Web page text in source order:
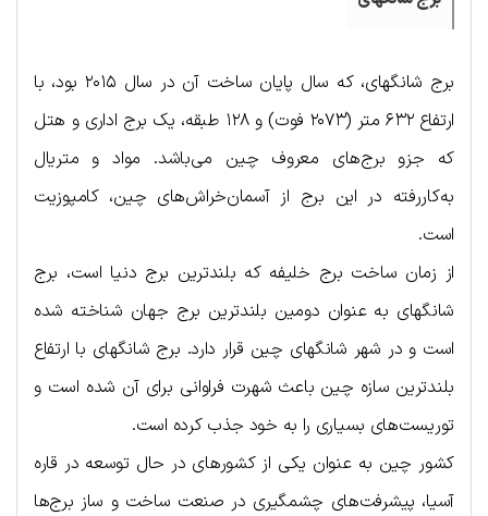
برج شانگهای، که سال پایان ساخت آن در سال ۲۰۱۵ بود، با
ارتفاع ۶۳۲ متر (۲۰۷۳ فوت) و ۱۲۸ طبقه، یک برج اداری و هتل
که جزو برج‌های معروف چین می‌باشد. مواد و متریال
به‌کار‌رفته در این برج از آسمان‌خراش‌های چین، کامپوزیت
است.
از زمان ساخت برج خلیفه که بلندترین برج دنیا است، برج
شانگهای به عنوان دومین بلندترین برج جهان شناخته شده
است و در شهر شانگهای چین قرار دارد. برج شانگهای با ارتفاع
بلندترین سازه چین باعث شهرت فراوانی برای آن شده است و
توریست‌های بسیاری را به خود جذب کرده است.
کشور چین به عنوان یکی از کشورهای در حال توسعه در قاره
آسیا، پیشرفت‌های چشمگیری در صنعت ساخت و ساز برج‌ها